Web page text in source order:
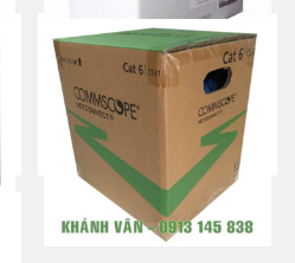
Cáp mạng Commscope
Krone Cat 6
Mua ngay